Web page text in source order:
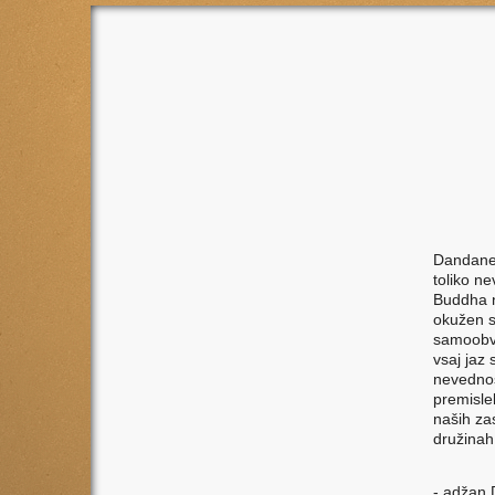
toliko
Buddha
okužen
vsaj jaz
naših